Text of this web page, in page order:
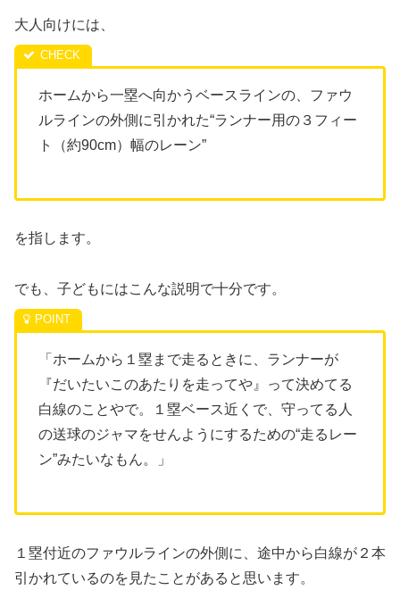
大人向けには、
ホームから一塁へ向かうベースラインの、ファウ
ルラインの外側に引かれた“ランナー用の３フィー
ト（約90cm）幅のレーン”
を指します。
でも、子どもにはこんな説明で十分です。
「ホームから１塁まで走るときに、ランナーが
『だいたいこのあたりを走ってや』って決めてる
白線のことやで。１塁ベース近くで、守ってる人
の送球のジャマをせんようにするための“走るレー
ン”みたいなもん。」
１塁付近のファウルラインの外側に、途中から白線が２本
引かれているのを見たことがあると思います。